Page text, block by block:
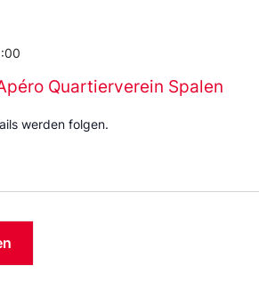
Quartierverein Spalen
werden folgen.